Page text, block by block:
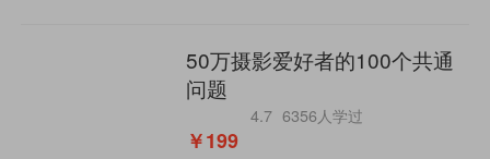
50万摄影爱好者的100个共通
问题
4.7 6356人学过
￥199